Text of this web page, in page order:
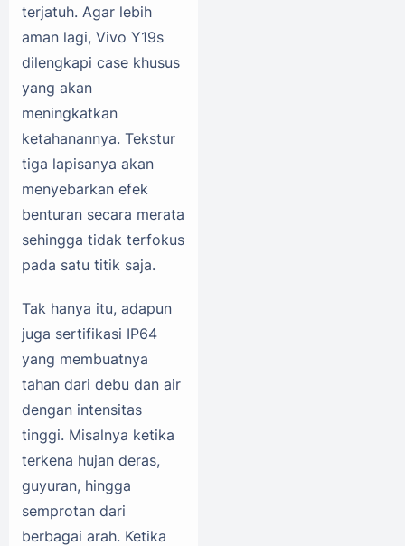
terjatuh. Agar lebih
aman lagi, Vivo Y19s
dilengkapi case khusus
yang akan
meningkatkan
ketahanannya. Tekstur
tiga lapisanya akan
menyebarkan efek
benturan secara merata
sehingga tidak terfokus
pada satu titik saja.
Tak hanya itu, adapun
juga sertifikasi IP64
yang membuatnya
tahan dari debu dan air
dengan intensitas
tinggi. Misalnya ketika
terkena hujan deras,
guyuran, hingga
semprotan dari
berbagai arah. Ketika